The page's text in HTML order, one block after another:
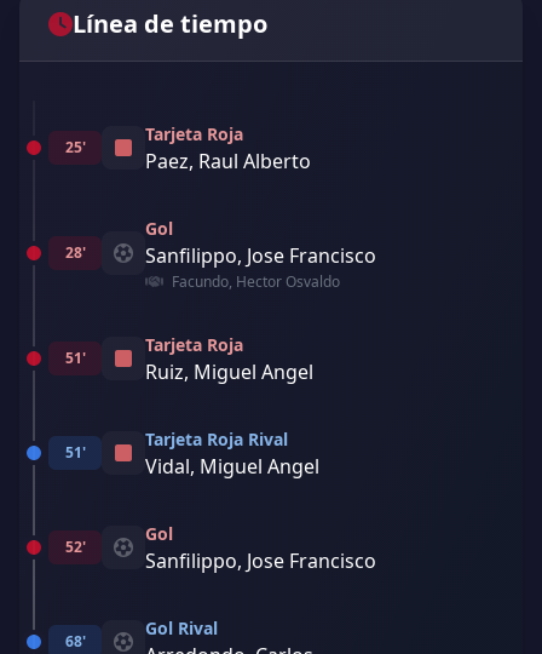
Línea de tiempo
25'
Tarjeta Roja
Paez, Raul Alberto
28'
Gol
Sanfilippo, Jose Francisco
Facundo, Hector Osvaldo
51'
Tarjeta Roja
Ruiz, Miguel Angel
51'
Tarjeta Roja Rival
Vidal, Miguel Angel
52'
Gol
Sanfilippo, Jose Francisco
68'
Gol Rival